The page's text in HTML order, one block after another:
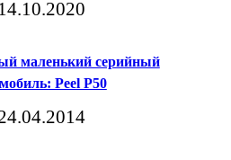
14.10.2020
маленький серийный
Peel P50